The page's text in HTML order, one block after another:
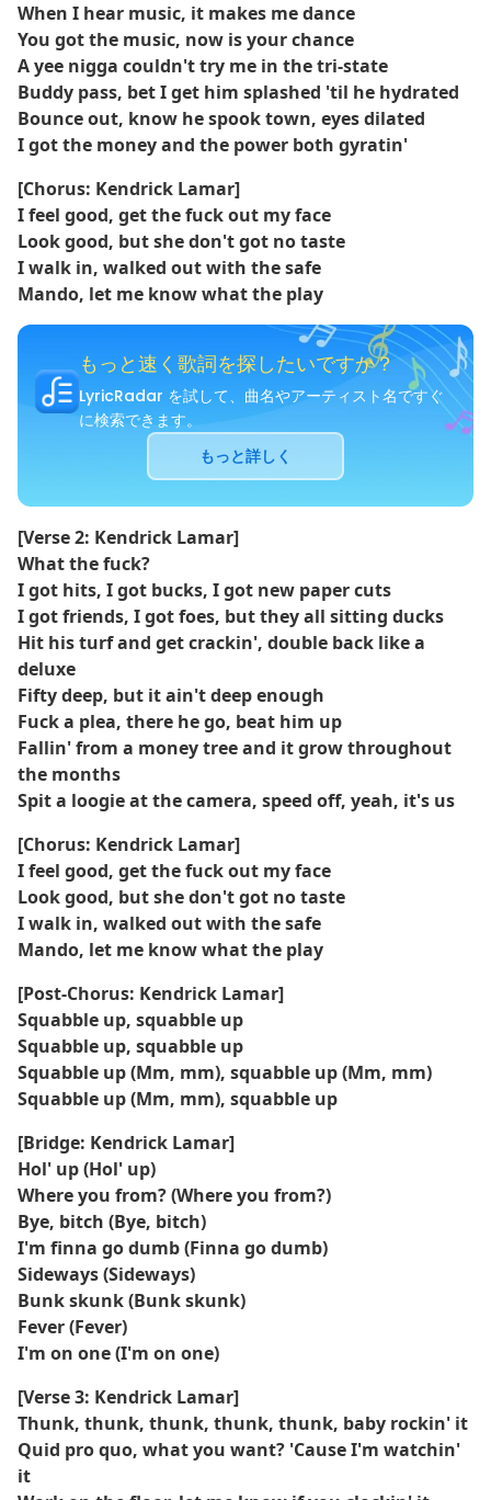
When I hear music, it makes me dance
You got the music, now is your chance
A yee nigga couldn't try me in the tri-state
Buddy pass, bet I get him splashed 'til he hydrated
Bounce out, know he spook town, eyes dilated
I got the money and the power both gyratin'
[Chorus: Kendrick Lamar]
I feel good, get the fuck out my face
Look good, but shе don't got no taste
I walk in, walked out with the safе
Mando, let me know what the play
もっと速く歌詞を探したいですか？
LyricRadar を試して、曲名やアーティスト名ですぐ
に検索できます。
もっと詳しく
[Verse 2: Kendrick Lamar]
What the fuck?
I got hits, I got bucks, I got new paper cuts
I got friends, I got foes, but they all sitting ducks
Hit his turf and get crackin', double back like a
deluxe
Fifty deep, but it ain't deep enough
Fuck a plea, there he go, beat him up
Fallin' from a money tree and it grow throughout
the months
Spit a loogie at the camera, speed off, yeah, it's us
[Chorus: Kendrick Lamar]
I feel good, get the fuck out my face
Look good, but she don't got no taste
I walk in, walked out with the safe
Mando, let me know what the play
[Post-Chorus: Kendrick Lamar]
Squabble up, squabble up
Squabble up, squabble up
Squabble up (Mm, mm), squabble up (Mm, mm)
Squabble up (Mm, mm), squabble up
[Bridge: Kendrick Lamar]
Hol' up (Hol' up)
Where you from? (Where you from?)
Bye, bitch (Bye, bitch)
I'm finna go dumb (Finna go dumb)
Sideways (Sideways)
Bunk skunk (Bunk skunk)
Fever (Fever)
I'm on one (I'm on one)
[Verse 3: Kendrick Lamar]
Thunk, thunk, thunk, thunk, thunk, baby rockin' it
Quid pro quo, what you want? 'Cause I'm watchin'
it